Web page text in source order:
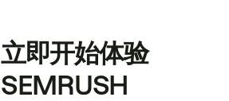
立即开始体验
SEMRUSH